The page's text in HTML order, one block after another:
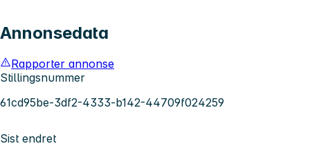
Annonsedata
Rapporter annonse
Stillingsnummer
61cd95be-3df2-4333-b142-44709f024259
Sist endret